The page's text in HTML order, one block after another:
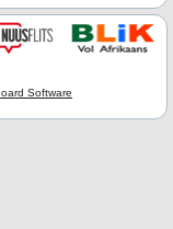
Software